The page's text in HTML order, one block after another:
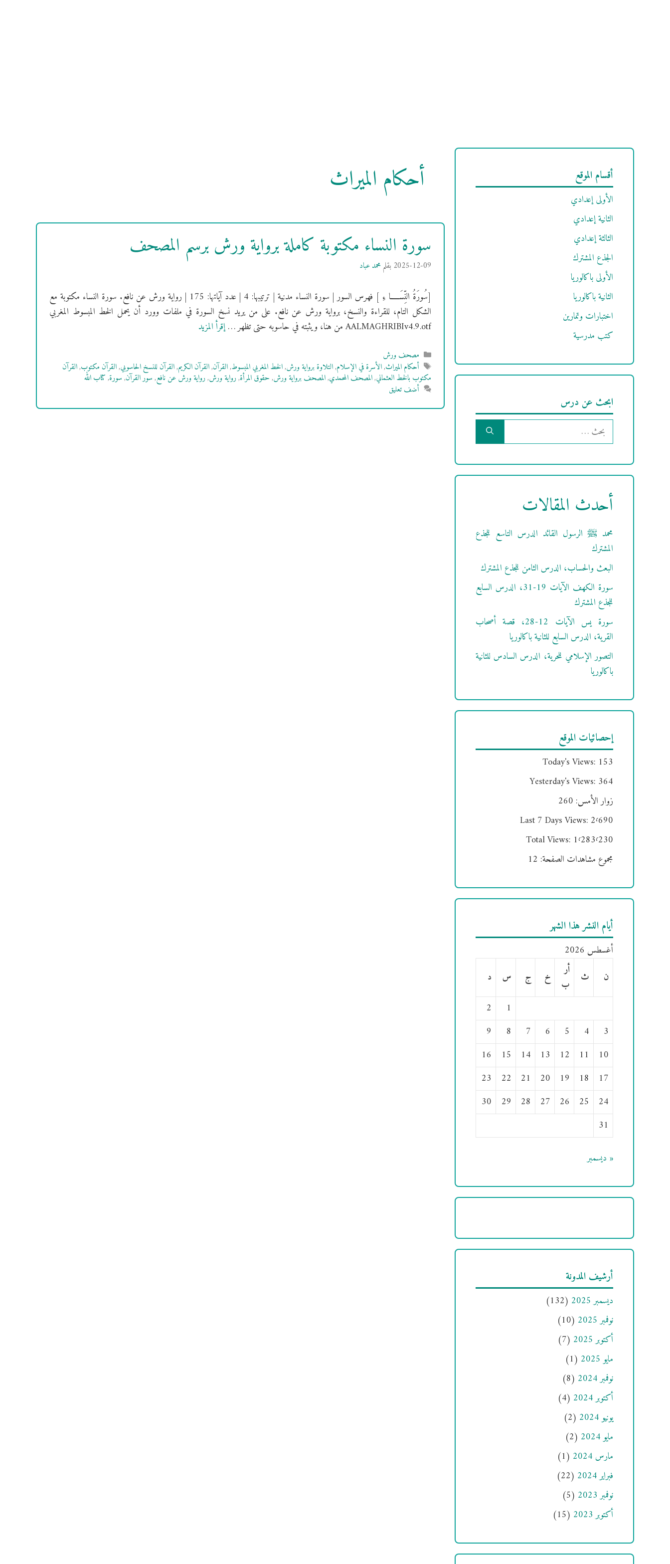
أحكام الميراث
سورة النساء مكتوبة كاملة برواية ورش برسم المصحف
2025-12-09 بقلممحمد عباد
[سُورَةُ النِّسَـــــا ءِ ] فهرس السور | سورة النساء مدنية | ترتيبها: 4 | عدد آياتها: 175 | رواية ورش عن نافع. سورة النساء مكتوبة مع
الشكل التام، للقراءة والنسخ، برواية ورش عن نافع. على من يريد نسخ السورة في ملفات وورد أن يحمل الخط المبسوط المغربي
AALMAGHRIBIv4.9.otf من هنا، ويثبته في حاسوبه حتى تظهر …
إقرأ المزيد
التصنيفات
مصحف ورش
الوسوم
أحكام الميراث,الأسرة في الإسلام,التلاوة برواية ورش,الخط المغربي المبسوط,القرآن,القرآن الكريم,القرآن للنسخ الحاسوبي,القرآن مكتوب,القرآن
مكتوب بالخط العثماني,المصحف المحمدي,المصحف برواية ورش,حقوق المرأة,رواية ورش,رواية ورش عن نافع,سور القرآن,سورة,كتاب الله
أضف تعليق
أقسام الموقع
الأولى إعدادي
الثانية إعدادي
الثالثة إعدادي
الجذع المشترك
الأولى باكالوريا
الثانية باكالوريا
اختبارات وتمارين
كتب مدرسية
ابحث عن درس
البحث
عن:
أحدث المقالات
محمد ﷺ الرسول القائد الدرس التاسع للجذع
المشترك
البعث والحساب، الدرس الثامن للجذع المشترك
سورة الكهف الآيات 19-31، الدرس السابع
للجذع المشترك
سورة يس الآيات 12-28، قصة أصحاب
القرية، الدرس السابع للثانية باكالوريا
التصور الإسلامي للحرية، الدرس السادس للثانية
باكالوريا
إحصائيات الموقع
Today's Views: 153
Yesterday's Views: 364
زوار الأمس: 260
Last 7 Days Views: 2٬690
Total Views: 1٬283٬230
مجموع مشاهدات الصفحة: 12
أيام النشر هذا الشهر
أغسطس 2026
ن
ث
أر
ب
خ ج س
د
1
2
3
4
5
6
7
8
9
10
11
12
13
14
15
16
17
18
19
20
21
22
23
24
25
26
27
28
29
30
31
« ديسمبر
أرشيف المدونة
ديسمبر 2025
(132)
نوفمبر 2025
(10)
أكتوبر 2025
(7)
مايو 2025
(1)
نوفمبر 2024
(8)
أكتوبر 2024
(4)
يونيو 2024
(2)
مايو 2024
(2)
مارس 2024
(1)
فبراير 2024
(22)
نوفمبر 2023
(5)
أكتوبر 2023
(15)